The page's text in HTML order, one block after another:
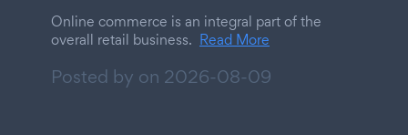
Online commerce is an integral part of the
overall retail business. Read More
Posted by on 2026-08-09